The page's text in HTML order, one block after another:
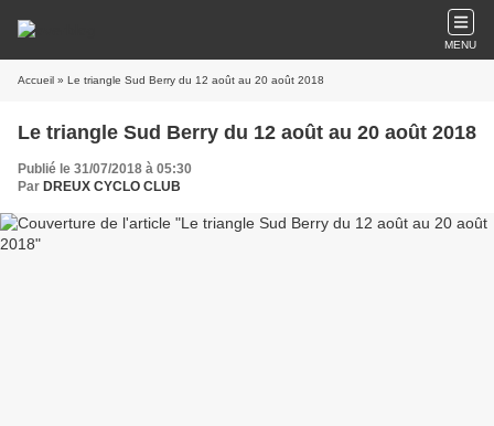
MENU
Accueil » Le triangle Sud Berry du 12 août au 20 août 2018
Le triangle Sud Berry du 12 août au 20 août 2018
Publié le 31/07/2018 à 05:30
Par DREUX CYCLO CLUB